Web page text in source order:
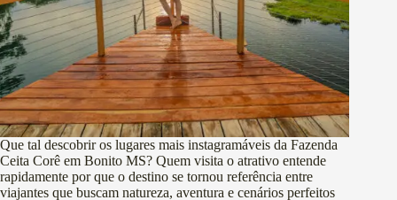
Que tal descobrir os lugares mais instagramáveis da Fazenda
Ceita Corê em Bonito MS? Quem visita o atrativo entende
rapidamente por que o destino se tornou referência entre
viajantes que buscam natureza, aventura e cenários perfeitos